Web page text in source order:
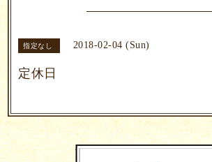
指定なし 2018-02-04 (Sun)
定休日